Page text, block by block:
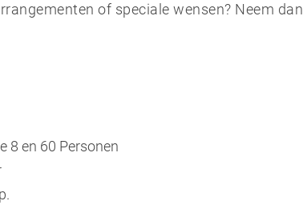
of speciale wensen? Neem dan
8 en 60 Personen